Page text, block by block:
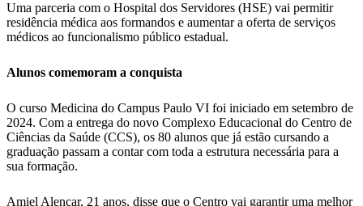
Uma parceria com o Hospital dos Servidores (HSE) vai permitir
residência médica aos formandos e aumentar a oferta de serviços
médicos ao funcionalismo público estadual.
Alunos comemoram a conquista
O curso Medicina do Campus Paulo VI foi iniciado em setembro de
2024. Com a entrega do novo Complexo Educacional do Centro de
Ciências da Saúde (CCS), os 80 alunos que já estão cursando a
graduação passam a contar com toda a estrutura necessária para a
sua formação.
Amiel Alencar, 21 anos, disse que o Centro vai garantir uma melhor